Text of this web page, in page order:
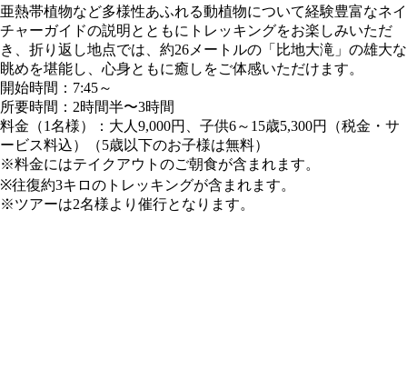
亜熱帯植物など多様性あふれる動植物について経験豊富なネイ
チャーガイドの説明とともにトレッキングをお楽しみいただ
き、折り返し地点では、約26メートルの「比地大滝」の雄大な
眺めを堪能し、心身ともに癒しをご体感いただけます。
開始時間：7:45～
所要時間：2時間半〜3時間
料金（1名様）：大人9,000円、子供6～15歳5,300円（税金・サ
ービス料込）（5歳以下のお子様は無料）
※料金にはテイクアウトのご朝食が含まれます。
※往復約3キロのトレッキングが含まれます。
※ツアーは2名様より催行となります。